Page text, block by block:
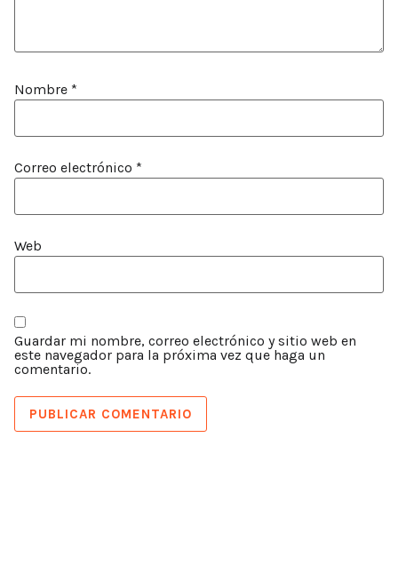
Nombre *
Correo electrónico *
Web
Guardar mi nombre, correo electrónico y sitio web en
este navegador para la próxima vez que haga un
comentario.